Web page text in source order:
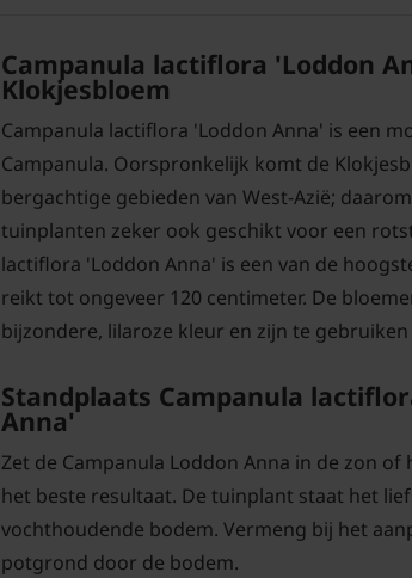
Campanula lactiflora 'Loddon
Klokjesbloem
Campanula lactiflora 'Loddon Anna' is een
Campanula. Oorspronkelijk komt de
bergachtige gebieden van West-Azië;
tuinplanten zeker ook geschikt voor een
lactiflora 'Loddon Anna' is een van de
reikt tot ongeveer 120 centimeter. De
bijzondere, lilaroze kleur en zijn te
Standplaats Campanula
Anna'
Zet de Campanula Loddon Anna in de zon
het beste resultaat. De tuinplant staat het
vochthoudende bodem. Vermeng bij het
potgrond door de bodem.